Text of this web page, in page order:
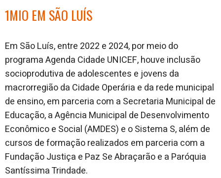
1MIO EM SÃO LUÍS
Em São Luís, entre 2022 e 2024, por meio do
programa Agenda Cidade UNICEF, houve inclusão
socioprodutiva de adolescentes e jovens da
macrorregião da Cidade Operária e da rede municipal
de ensino, em parceria com a Secretaria Municipal de
Educação, a Agência Municipal de Desenvolvimento
Econômico e Social (AMDES) e o Sistema S, além de
cursos de formação realizados em parceria com a
Fundação Justiça e Paz Se Abraçarão e a Paróquia
Santíssima Trindade.